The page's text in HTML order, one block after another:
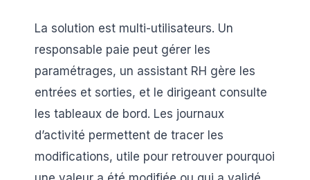
La solution est multi-utilisateurs. Un
responsable paie peut gérer les
paramétrages, un assistant RH gère les
entrées et sorties, et le dirigeant consulte
les tableaux de bord. Les journaux
d’activité permettent de tracer les
modifications, utile pour retrouver pourquoi